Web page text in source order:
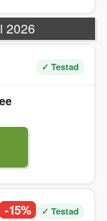
2026
✓ Testad
-15% ✓ Testad